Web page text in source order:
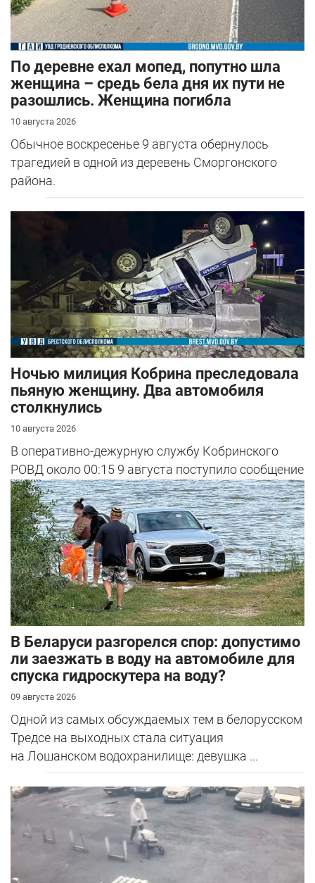
По деревне ехал мопед, попутно шла
женщина – средь бела дня их пути не
разошлись. Женщина погибла
10 августа 2026
Обычное воскресенье 9 августа обернулось
трагедией в одной из деревень Сморгонского
района.
Ночью милиция Кобрина преследовала
пьяную женщину. Два автомобиля
столкнулись
10 августа 2026
В оперативно-дежурную службу Кобринского
РОВД около 00:15 9 августа поступило сообщение
о нарушителе.
В Беларуси разгорелся спор: допустимо
ли заезжать в воду на автомобиле для
спуска гидроскутера на воду?
09 августа 2026
Одной из самых обсуждаемых тем в белорусском
Тредсе на выходных стала ситуация
на Лошанском водохранилище: девушка ...